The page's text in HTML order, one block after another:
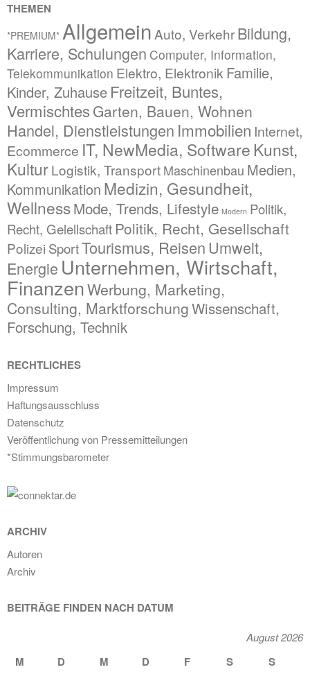
THEMEN
*PREMIUM* Allgemein Auto, VerkehrBildung,
Karriere, Schulungen Computer, Information,
Telekommunikation Elektro, Elektronik Familie,
Kinder, Zuhause Freitzeit, Buntes,
Vermischtes Garten, Bauen, Wohnen
Handel, Dienstleistungen Immobilien Internet,
Ecommerce IT, NewMedia, SoftwareKunst,
KulturLogistik, TransportMaschinenbau Medien,
Kommunikation Medizin, Gesundheit,
WellnessMode, Trends, Lifestyle Modern Politik,
Recht, Gelellschaft Politik, Recht, Gesellschaft
Polizei SportTourismus, Reisen Umwelt,
Energie Unternehmen, Wirtschaft,
FinanzenWerbung, Marketing,
Consulting, MarktforschungWissenschaft,
Forschung, Technik
RECHTLICHES
Impressum
Haftungsausschluss
Datenschutz
Veröffentlichung von Pressemitteilungen
*Stimmungsbarometer
ARCHIV
Autoren
Archiv
BEITRÄGE FINDEN NACH DATUM
August 2026
M D M D F S S